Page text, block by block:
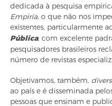
dedicada à pesquisa
Empiria, o que não nos
existentes, particularmente
Pública, com excelente
pesquisadores brasileiros
número de revistas
Objetivamos, também,
ao país e é disseminada
pessoas que ensinam e